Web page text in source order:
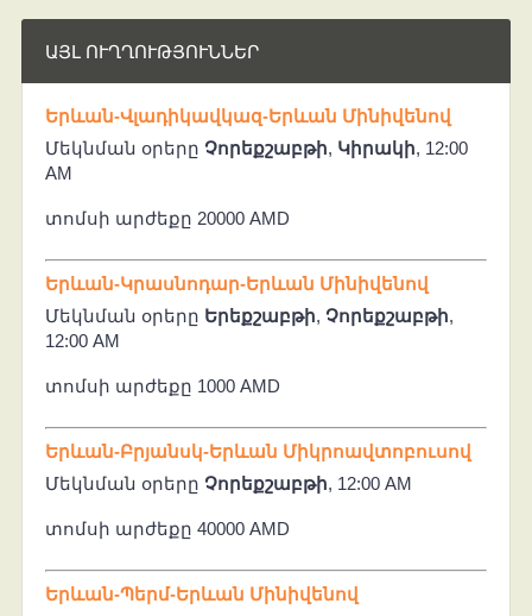
ԱՅԼ ՈՒՂՂՈՒԹՅՈՒՆՆԵՐ
Երևան-Վլադիկավկազ-Երևան Մինիվենով
Մեկնման օրերը Չորեքշաբթի, Կիրակի, 12:00
AM
տոմսի արժեքը 20000 AMD
Երևան-Կրասնոդար-Երևան Մինիվենով
Մեկնման օրերը Երեքշաբթի, Չորեքշաբթի,
12:00 AM
տոմսի արժեքը 1000 AMD
Երևան-Բրյանսկ-Երևան Միկրոավտոբուսով
Մեկնման օրերը Չորեքշաբթի, 12:00 AM
տոմսի արժեքը 40000 AMD
Երևան-Պերմ-Երևան Մինիվենով